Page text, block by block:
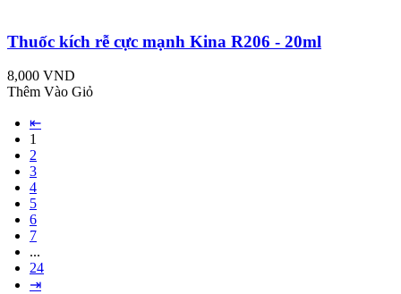
Thuốc kích rễ cực mạnh Kina R206 - 20ml
8,000 VND
Thêm Vào Giỏ
⇤
1
2
3
4
5
6
7
...
24
⇥